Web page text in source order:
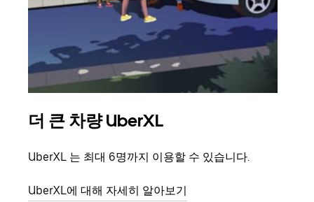
더 큰 차량 UberXL
UberXL 는 최대 6명까지 이용할 수 있습니다.
UberXL에 대해 자세히 알아보기